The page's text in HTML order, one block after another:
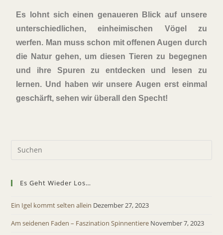
Es lohnt sich einen genaueren Blick auf unsere
unterschiedlichen, einheimischen Vögel zu
werfen. Man muss schon mit offenen Augen durch
die Natur gehen, um diesen Tieren zu begegnen
und ihre Spuren zu entdecken und lesen zu
lernen. Und haben wir unsere Augen erst einmal
geschärft, sehen wir überall den Specht!
Es Geht Wieder Los…
Ein Igel kommt selten allein Dezember 27, 2023
Am seidenen Faden – Faszination Spinnentiere November 7, 2023